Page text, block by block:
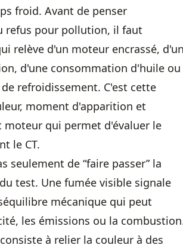
froid. Avant de penser
refus pour pollution, il faut
relève d'un moteur encrassé,
d'une consommation d'huile ou
refroidissement. C'est cette
moment d'apparition et
qui permet d'évaluer le
le CT.
seulement de “faire passer” la
test. Une fumée visible signale
mécanique qui peut
les émissions ou la
à relier la couleur à des